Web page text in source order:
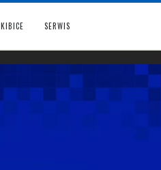
KIBICE SERWIS